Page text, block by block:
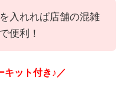
入れれば店舗の混雑
便利！
キット付き♪／